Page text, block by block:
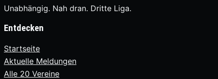
Unabhängig. Nah dran. Dritte Liga.
Entdecken
Startseite
Aktuelle Meldungen
Alle 20 Vereine